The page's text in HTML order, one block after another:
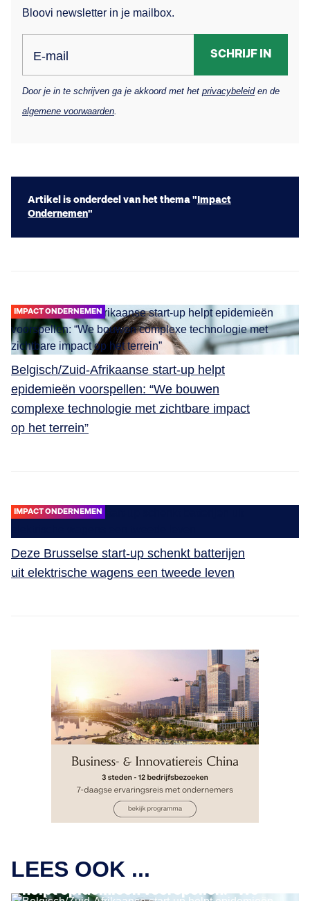
Bloovi newsletter in je mailbox.
E-mail SCHRIJF IN
Door je in te schrijven ga je akkoord met het privacybeleiden de
algemene voorwaarden
Artikel is onderdeel van het thema "Impact
Ondernemen"
IMPACT ONDERNEMEN
Belgisch/Zuid-Afrikaanse start-up helpt
epidemieën voorspellen: “We bouwen
complexe technologie met zichtbare impact
op het terrein”
IMPACT ONDERNEMEN
Deze Brusselse start-up schenkt batterijen
uit elektrische wagens een tweede leven
LEES OOK ...
Belgisch/Zuid-Afrikaanse start-up
helpt epidemieën voorspellen: “We